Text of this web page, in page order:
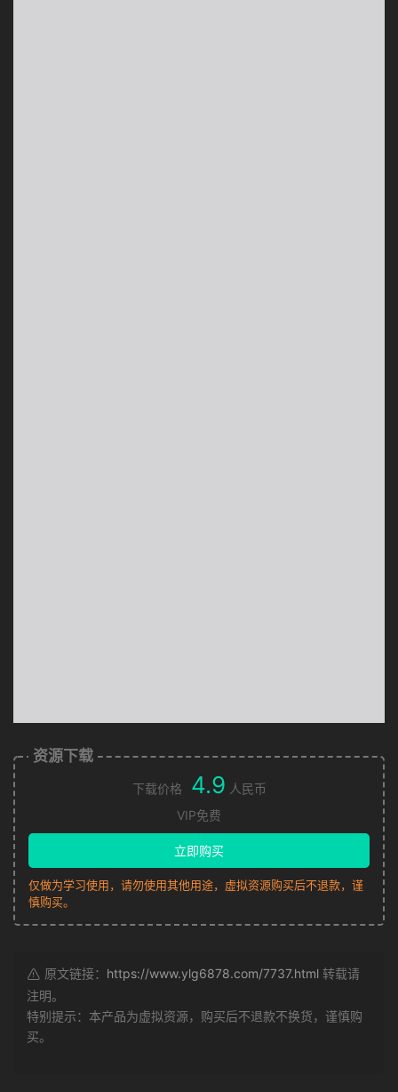
资源下载
下载价格 4.9 人民币
VIP免费
立即购买
仅做为学习使用，请勿使用其他用途，虚拟资源购买后不退款，谨
慎购买。
原文链接： https://www.ylg6878.com/7737.html 转载请
注明。
特别提示：本产品为虚拟资源，购买后不退款不换货，谨慎购
买。